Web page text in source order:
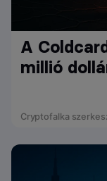
A
millió
Cryptofalka